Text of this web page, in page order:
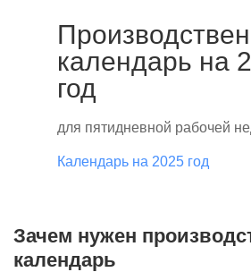
календарь на
год
для пятидневной рабочей
Календарь на 2025 год
Зачем нужен
календарь